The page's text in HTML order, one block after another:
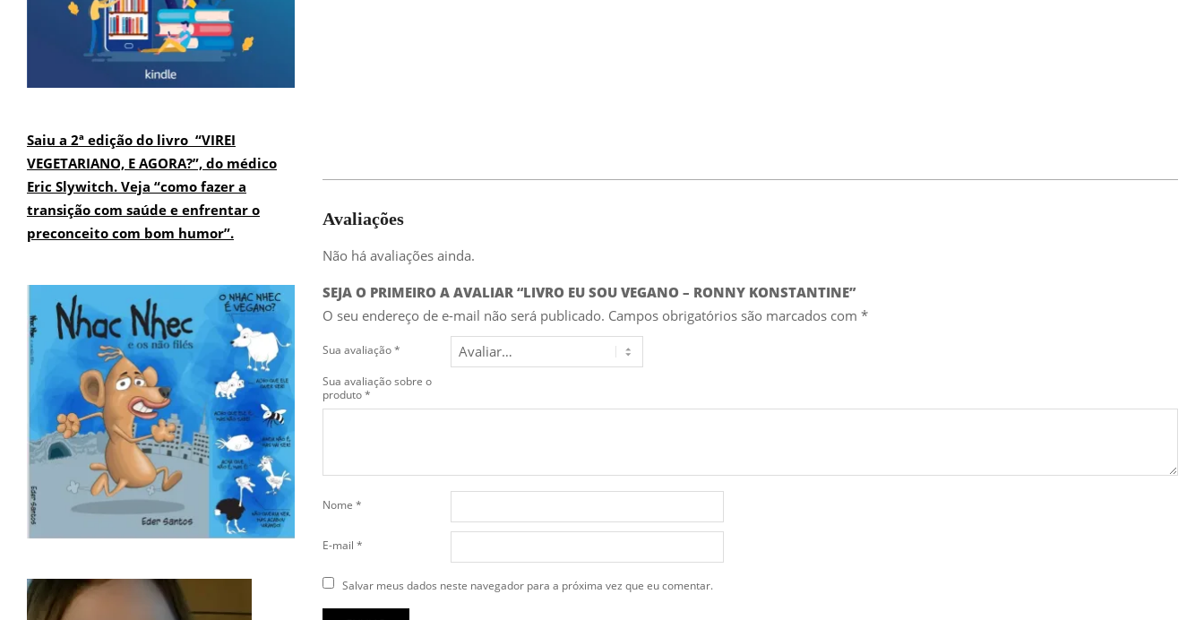
Avaliações
Não há avaliações ainda.
SEJA O PRIMEIRO A AVALIAR “LIVRO EU SOU VEGANO – RONNY KONSTANTINE”
O seu endereço de e-mail não será publicado. Campos obrigatórios são marcados com *
Sua avaliação*
Sua avaliação sobre o
produto*
Nome *
E-mail *
Salvar meus dados neste navegador para a próxima vez que eu comentar.
Saiu a 2ª edição do livro “VIREI
VEGETARIANO, E AGORA?”, do médico
Eric Slywitch. Veja “como fazer a
transição com saúde e enfrentar o
preconceito com bom humor”.